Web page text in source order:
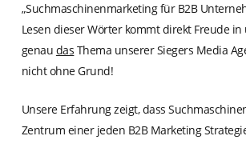
„Suchmaschinenmarketing für B2B
Lesen dieser Wörter kommt direkt Freude in
genau das Thema unserer Siegers Media
nicht ohne Grund!
Unsere Erfahrung zeigt, dass
Zentrum einer jeden B2B Marketing